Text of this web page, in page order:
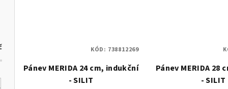
Pánev MERIDA 24 cm, indukční
- SILIT
KÓD: 738812269
Pánev MERIDA 28
- SILIT